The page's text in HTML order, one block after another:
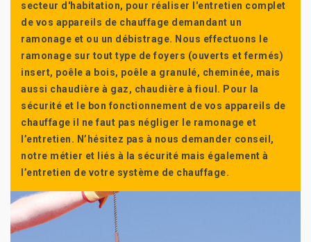
secteur d'habitation, pour réaliser l'entretien complet
de vos appareils de chauffage demandant un
ramonage et ou un débistrage. Nous effectuons le
ramonage sur tout type de foyers (ouverts et fermés)
insert, poêle a bois, poêle a granulé, cheminée, mais
aussi chaudière à gaz, chaudière à fioul. Pour la
sécurité et le bon fonctionnement de vos appareils de
chauffage il ne faut pas négliger le ramonage et
l’entretien. N’hésitez pas à nous demander conseil,
notre métier et liés à la sécurité mais également à
l’entretien de votre système de chauffage.